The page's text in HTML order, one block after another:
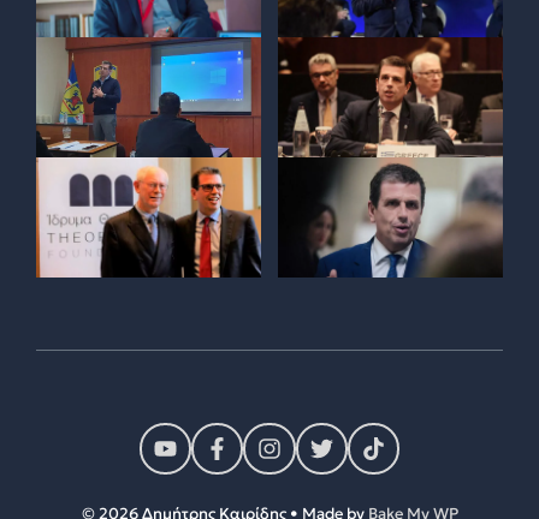
© 2026 Δημήτρης Καιρίδης • Made by Bake My WP